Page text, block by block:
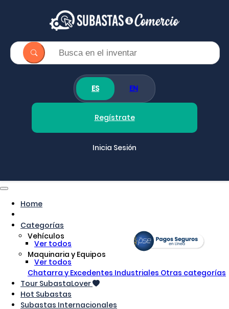
ES EN
Regístrate
Inicia Sesión
Home
Categorías
Vehículos
Ver todos
Maquinaria y Equipos
Ver todos
Chatarra y Excedentes Industriales Otras categorías
Tour SubastaLover
Hot Subastas
Subastas Internacionales